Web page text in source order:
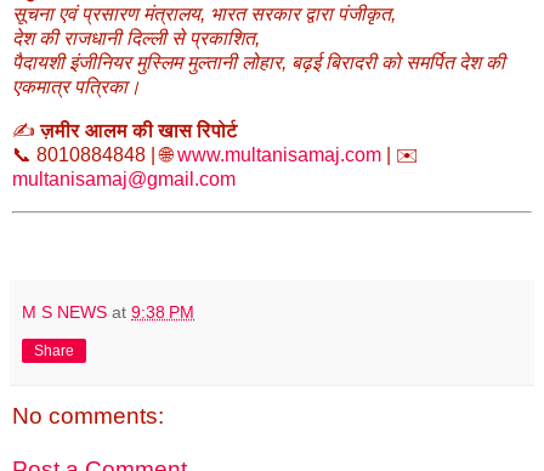
सूचना एवं प्रसारण मंत्रालय, भारत सरकार द्वारा पंजीकृत,
देश की राजधानी दिल्ली से प्रकाशित,
पैदायशी इंजीनियर मुस्लिम मुल्तानी लोहार, बढ़ई बिरादरी को समर्पित देश की
एकमात्र पत्रिका।
✍️ज़मीर आलम की खास रिपोर्ट
📞 8010884848 | 🌐www.multanisamaj.com | ✉️
multanisamaj@gmail.com
M S NEWS at 9:38 PM
Share
No comments: